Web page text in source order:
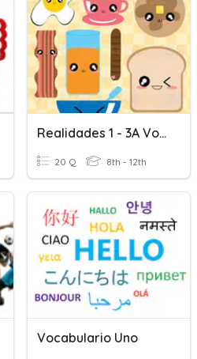
Realidades 1 - 3A Vocabulario
20 Q 8th - 12th
Vocabulario Uno